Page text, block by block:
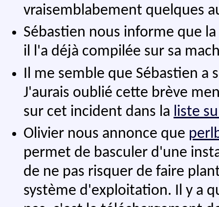
vraisemblabement quelques
Sébastien nous informe que
il l'a déjà compilée sur sa
Il me semble que Sébastien a
J'aurais oublié cette brève
sur cet incident dans la liste
Olivier nous annonce que
permet de basculer d'une
de ne pas risquer de faire
système d'exploitation. Il y a